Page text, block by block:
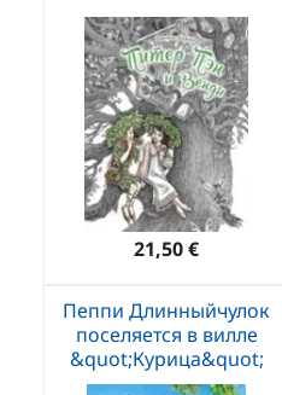
21,50 €
Пеппи Длинныйчулок
поселяется в вилле
&quot;Курица&quot;